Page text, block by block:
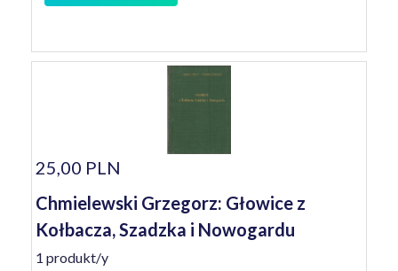
25,00 PLN
Chmielewski Grzegorz: Głowice z
Kołbacza, Szadzka i Nowogardu
1 produkt/y